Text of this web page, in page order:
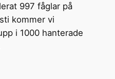
997 fåglar på
kommer vi
i 1000 hanterade